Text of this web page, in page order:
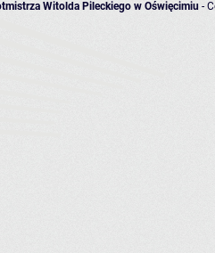
Witolda Pileckiego w Oświęcimiu -